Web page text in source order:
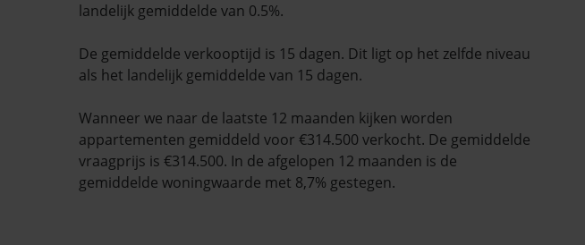
landelijk gemiddelde van 0.5%.
De gemiddelde verkooptijd is 15 dagen. Dit ligt op het zelfde niveau
als het landelijk gemiddelde van 15 dagen.
Wanneer we naar de laatste 12 maanden kijken worden
appartementen gemiddeld voor €314.500 verkocht. De gemiddelde
vraagprijs is €314.500. In de afgelopen 12 maanden is de
gemiddelde woningwaarde met 8,7% gestegen.